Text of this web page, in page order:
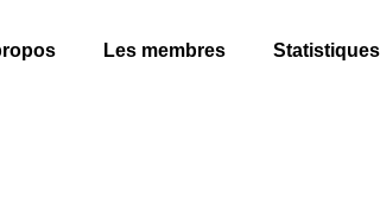
Les membres Statistiques